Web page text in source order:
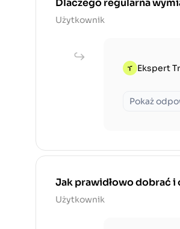
Dlaczego regularna
Użytkownik
Ekspert
Pokaż
Jak prawidłowo dobrać
Użytkownik